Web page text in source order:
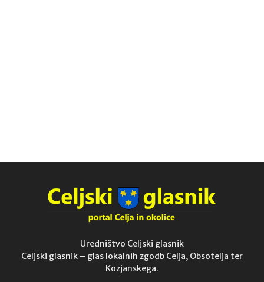
Uredništvo Celjski glasnik
Celjski glasnik – glas lokalnih zgodb Celja, Obsotelja ter
Kozjanskega.